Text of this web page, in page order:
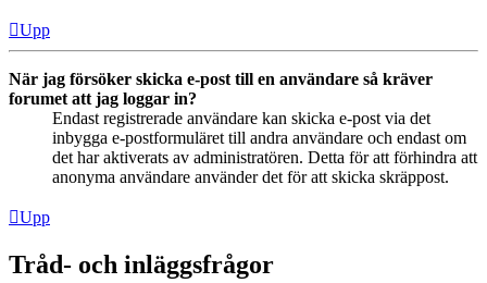
Upp
När jag försöker skicka e-post till en användare så kräver
forumet att jag loggar in?
Endast registrerade användare kan skicka e-post via det
inbygga e-postformuläret till andra användare och endast om
det har aktiverats av administratören. Detta för att förhindra att
anonyma användare använder det för att skicka skräppost.
Upp
Tråd- och inläggsfrågor